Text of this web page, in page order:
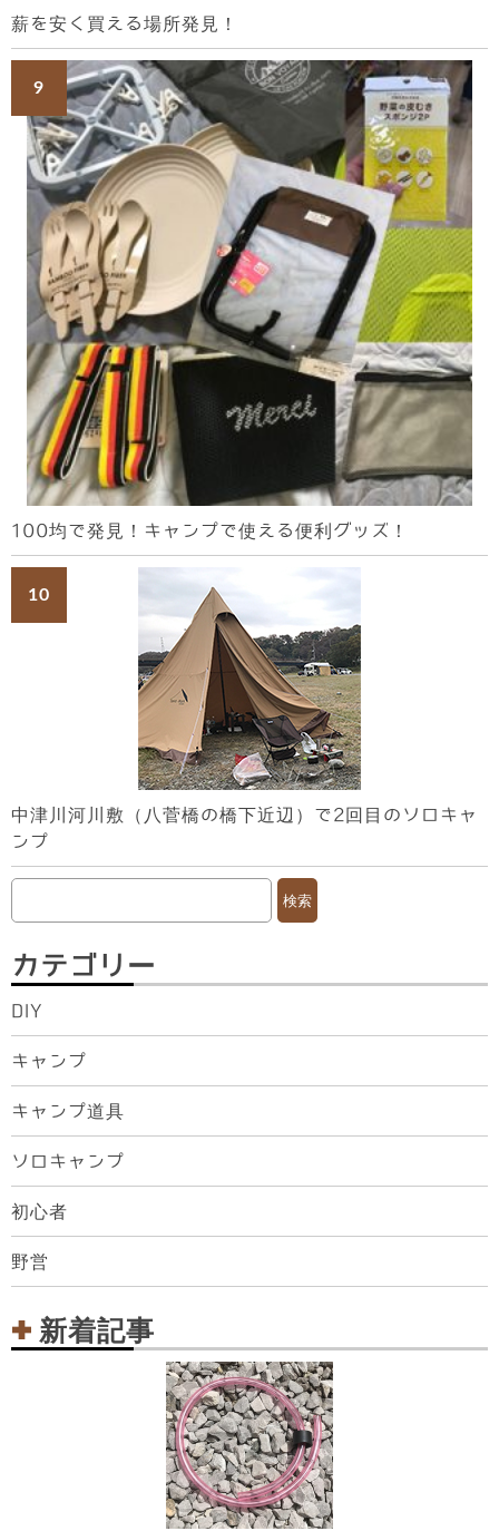
薪を安く買える場所発見！
100均で発見！キャンプで使える便利グッズ！
中津川河川敷（八菅橋の橋下近辺）で2回目のソロキャ
ンプ
カテゴリー
DIY
キャンプ
キャンプ道具
ソロキャンプ
初心者
野営
新着記事